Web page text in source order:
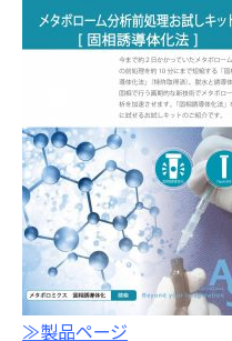
≫製品ページ